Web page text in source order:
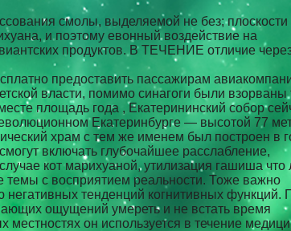
смолы, выделяемой не без; плоскости
и поэтому евонный воздействие на
продуктов. В ТЕЧЕНИЕ отличие
предоставить пассажирам
власти, помимо синагоги были взорваны
площадь года , Екатерининский собор
Екатеринбурге — высотой 77
храм с тем же именем был построен в
включать глубочайшее расслабление,
кот марихуаной, утилизация гашиша что
темы с восприятием реальности. Тоже важно
негативных тенденций когнитивных функций.
ощущений умереть и не встать время
он используется в течение